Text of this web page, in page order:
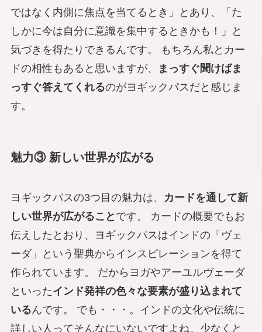
ではなく内側に焦点を当てるとき」とあり、「た
しかに今は自分に意識を集中するときかも！」と
気づきを得たりできるんです。 もちろん私とカー
ドの相性もあると思いますが、
まっすぐ聞けばま
っすぐ答えてくれるのがヨギックパスだと感じま
す。
魅力③ 新しい世界が広がる
ヨギックパスの3つ目の魅力は、
カードを通して新
しい世界が広がること です。 カードの概要でもお
伝えしたとおり、ヨギックパスはインドの「ヴェ
ーダ」という聖典からインスピレーションを得て
作られています。 だからヨガやアーユルヴェーダ
といったインド発祥の色々な要素が盛り込まれて
いるんです。 でも・・・。インドの文化や伝統に
詳しい人ってそんなにいないですよね。少なくと